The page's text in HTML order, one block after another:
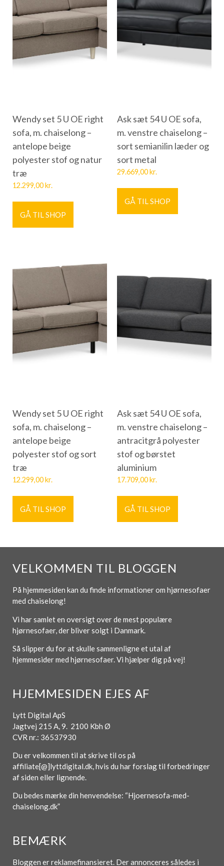
Wendy set 5 U OE right
sofa, m. chaiselong –
antelope beige
polyester stof og natur
træ
12.299,00kr.
GÅ TIL SHOP
Ask sæt 54 U OE sofa,
m. venstre chaiselong –
sort semianilin læder og
sort metal
29.669,00kr.
GÅ TIL SHOP
Wendy set 5 U OE right
sofa, m. chaiselong –
antelope beige
polyester stof og sort
træ
12.299,00kr.
GÅ TIL SHOP
Ask sæt 54 U OE sofa,
m. venstre chaiselong –
antracitgrå polyester
stof og børstet
aluminium
17.709,00kr.
GÅ TIL SHOP
VELKOMMEN TIL BLOGGEN
På hjemmesiden kan du finde informationer om hjørnesofaer
med chaiselong!
Vi har samlet en oversigt over de mest populære
hjørnesofaer, der bliver solgt i Danmark.
Så slipper du for at skulle sammenligne et utal af
hjemmesider med hjørnesofaer. Vi hjælper dig på vej!
HJEMMESIDEN EJES AF
Lytt Digital ApS
Jagtvej 215 A, 9. 2100 Kbh Ø
CVR nr.: 36537930
Du er velkommen til at skrive til os på
affiliate[@]lyttdigital.dk, hvis du har forslag til forbedringer
af siden eller lignende.
Du bedes mærke din henvendelse: “Hjoernesofa-med-
chaiselong.dk”
BEMÆRK
Bloggen er reklamefinansieret. Der annonceres således i